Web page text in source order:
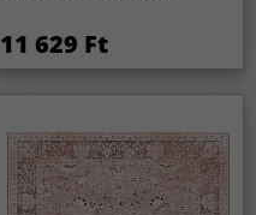
11 629 Ft